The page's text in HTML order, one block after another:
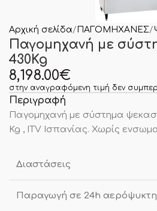
Αρχική σελίδα ΠΑΓΟΜΗΧΑΝΕΣ
Παγομηχανή με
430Kg
8,198.00€
στην αναγραφόμενη τιμή δεν
Περιγραφή
Παγομηχανή με σύστημα
Kg , ITV Ισπανίας. Χωρίς
Διαστάσεις
Παραγωγή σε 24h αερόψυκτη